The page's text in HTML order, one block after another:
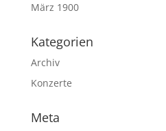
März 1900
Kategorien
Archiv
Konzerte
Meta